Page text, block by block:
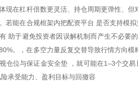
现在杠杆倍数更灵活、持仓周期更弹性、
若能在合规框架内把配资平台 是否支持模
助于避免投资者因误解机制而产生不必要
。，在多空力量反复交替导致行情方向
仓位与保证金安全垫 ，就可能在1–3个交
承受能力、盈利目标与回撤容